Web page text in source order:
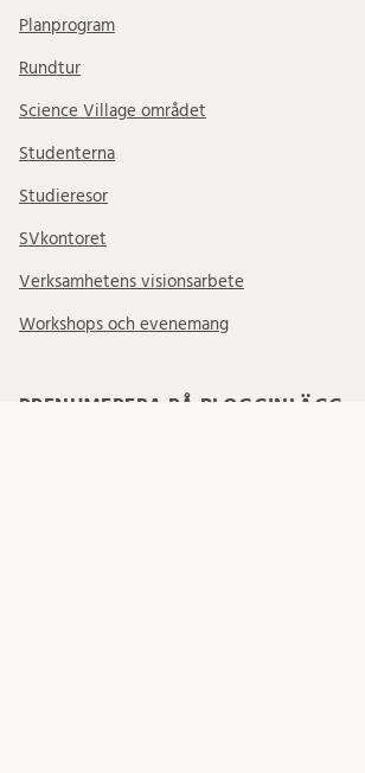
Planprogram
Rundtur
Science Village området
Studenterna
Studieresor
SVkontoret
Verksamhetens visionsarbete
Workshops och evenemang
PRENUMERERA PÅ BLOGGINLÄGG